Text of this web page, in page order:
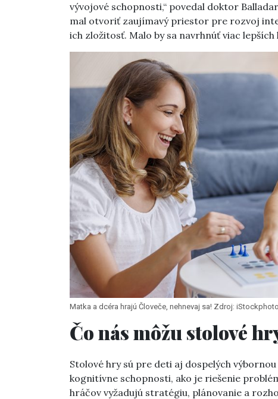
vývojové schopnosti,“ povedal doktor
mal otvoriť zaujímavý priestor pre rozvoj
ich zložitosť. Malo by sa navrhnúť viac lepších
Matka a dcéra hrajú Človeče, nehnevaj sa! Zdroj:
Čo nás môžu stolové
Stolové hry sú pre deti aj dospelých
kognitívne schopnosti, ako je riešenie
hráčov vyžadujú stratégiu, plánovanie a